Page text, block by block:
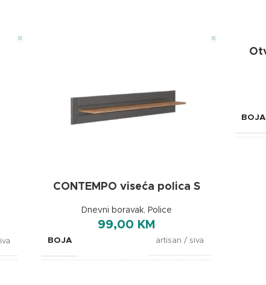
CONTEMPO viseća polica S
Dnevni boravak, Police
99,00 KM
BOJA artisan / siva
BOJA